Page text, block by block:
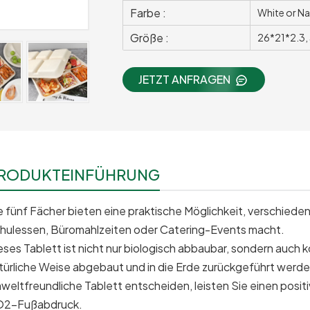
Farbe : White or
Größe :
JETZT ANFRAGEN
fünf Fächer bieten eine praktische Möglichkeit,
Büromahlzeiten oder Catering-Events macht.
Tablett ist nicht nur biologisch abbaubar, sondern auch
Weise abgebaut und in die Erde zurückgeführt
Tablett entscheiden, leisten Sie einen
Fußabdruck.